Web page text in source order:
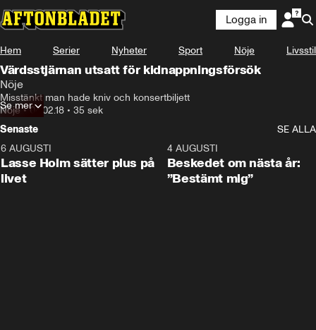
Logga in
Hem Serier Nyheter Sport Nöje Livsstil
Värdsstjärnan utsatt för kidnappningsförsök
Nöje
Misstänkt man hade kniv och konsertbiljett
Nöje•04.02.18 • 35 sek
Se mer
Senaste
SE ALLA
6 AUGUSTI
Lasse Holm sätter plus på
livet
4 AUGUSTI
Beskedet om nästa år:
”Bestämt mig”